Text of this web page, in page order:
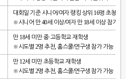
대회일 기준 시니어/여자 랭킹 상위 16명 초청전
※시니어 만40세 이상/여자 만 18세 이상 참가 가
만 18세 미만 중·고등학교 재학생
※시도별 2명 추천,홈스쿨/연구생 참가 가능
만 12세 미만 초등학교 재학생
※시도별 2명 추천,홈스쿨/연구생 참가 가능